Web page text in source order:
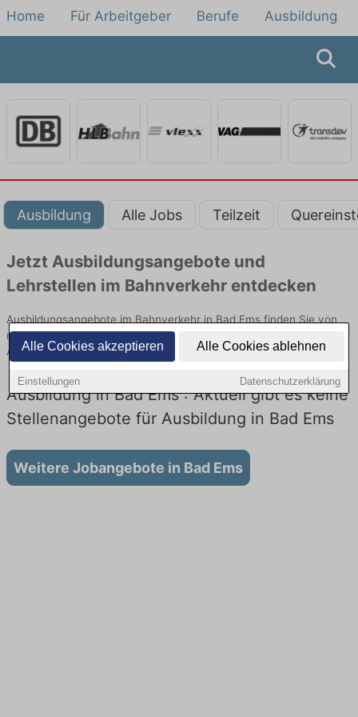
Alle Cookies akzeptieren Alle Cookies ablehnen
Einstellungen Datenschutzerklärung
Home Für Arbeitgeber Berufe Ausbildung
Ausbildung Alle Jobs Teilzeit
Jetzt Ausbildungsangebote und
Lehrstellen im Bahnverkehr entdecken
Ausbildungsangebote im Bahnverkehr in Bad Ems finden Sie von
namhaften Firmen. Entdecken Sie freie Optionen von Top-
Arbeitgebern und bewerben Sie sich noch heute.
Ausbildung in Bad Ems : Aktuell gibt es keine
Stellenangebote für Ausbildung in Bad Ems
Weitere Jobangebote in Bad Ems